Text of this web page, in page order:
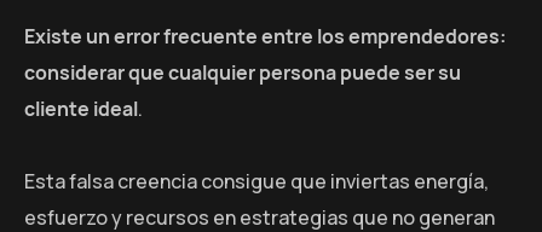
Existe un error frecuente entre los emprendedores:
considerar que cualquier persona puede ser su
cliente ideal.
Esta falsa creencia consigue que inviertas energía,
esfuerzo y recursos en estrategias que no generan